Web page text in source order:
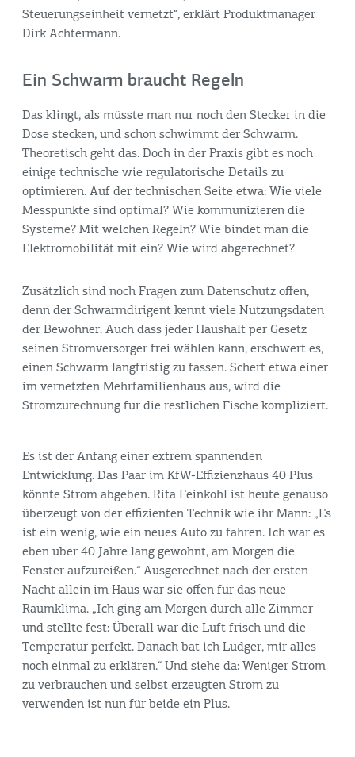
Steuerungseinheit vernetzt“, erklärt Produktmanager
Dirk Achtermann.
Ein Schwarm braucht Regeln
Das klingt, als müsste man nur noch den Stecker in die
Dose stecken, und schon schwimmt der Schwarm.
Theoretisch geht das. Doch in der Praxis gibt es noch
einige technische wie regulatorische Details zu
optimieren. Auf der technischen Seite etwa: Wie viele
Messpunkte sind optimal? Wie kommunizieren die
Systeme? Mit welchen Regeln? Wie bindet man die
Elektromobilität mit ein? Wie wird abgerechnet?
Zusätzlich sind noch Fragen zum Datenschutz offen,
denn der Schwarmdirigent kennt viele Nutzungsdaten
der Bewohner. Auch dass jeder Haushalt per Gesetz
seinen Stromversorger frei wählen kann, erschwert es,
einen Schwarm langfristig zu fassen. Schert etwa einer
im vernetzten Mehrfamilienhaus aus, wird die
Stromzurechnung für die restlichen Fische kompliziert.
Es ist der Anfang einer extrem spannenden
Entwicklung. Das Paar im KfW-Effizienzhaus 40 Plus
könnte Strom abgeben. Rita Feinkohl ist heute genauso
überzeugt von der effizienten Technik wie ihr Mann: „Es
ist ein wenig, wie ein neues Auto zu fahren. Ich war es
eben über 40 Jahre lang gewohnt, am Morgen die
Fenster aufzureißen.“ Ausgerechnet nach der ersten
Nacht allein im Haus war sie offen für das neue
Raumklima. „Ich ging am Morgen durch alle Zimmer
und stellte fest: Überall war die Luft frisch und die
Temperatur perfekt. Danach bat ich Ludger, mir alles
noch einmal zu erklären.“ Und siehe da: Weniger Strom
zu verbrauchen und selbst erzeugten Strom zu
verwenden ist nun für beide ein Plus.